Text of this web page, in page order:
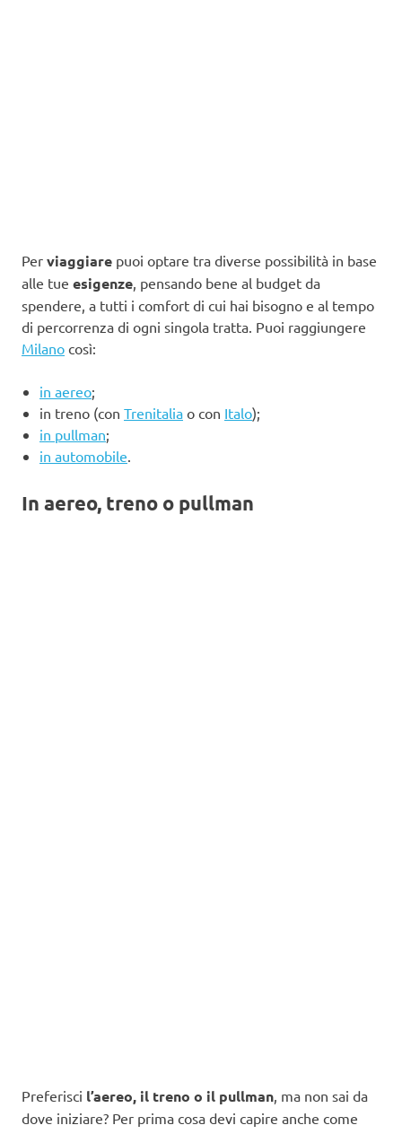
Per viaggiare puoi optare tra diverse possibilità in base
alle tue esigenze , pensando bene al budget da
spendere, a tutti i comfort di cui hai bisogno e al tempo
di percorrenza di ogni singola tratta. Puoi raggiungere
Milano così:
in aereo;
in treno (con Trenitalia o con Italo);
in pullman;
in automobile
In aereo, treno o pullman
Preferisci l’aereo, il treno o il pullman, ma non sai da
dove iniziare? Per prima cosa devi capire anche come